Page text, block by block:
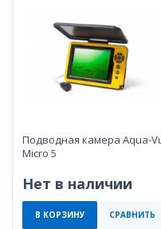
Подводная камера Aqua-
Micro 5
Нет в наличии
В КОРЗИНУ СРАВНИТЬ